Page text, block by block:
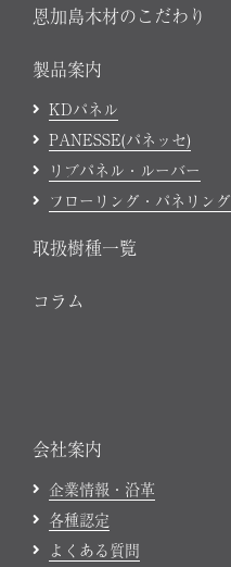
恩加島木材のこだわり
製品案内
KDパネル
PANESSE(パネッセ)
リブパネル・ルーバー
フローリング・パネリング
取扱樹種一覧
コラム
会社案内
企業情報・沿革
各種認定
よくある質問